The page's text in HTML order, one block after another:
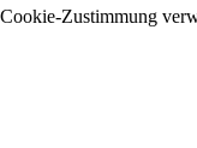
Cookie-Zustimmung